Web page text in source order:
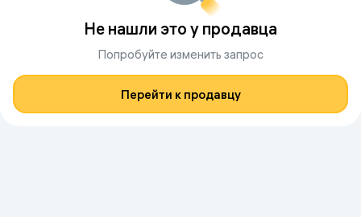
Не нашли это у продавца
Попробуйте изменить запрос
Перейти к продавцу